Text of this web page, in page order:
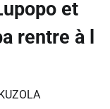
et
rentre à l